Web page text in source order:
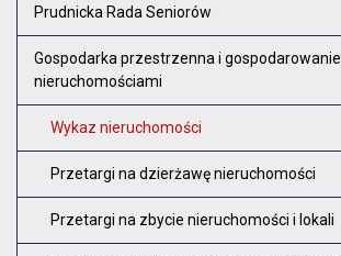
Prudnicka Rada Seniorów
Gospodarka przestrzenna i gospodarowanie
nieruchomościami
Wykaz nieruchomości
Przetargi na dzierżawę nieruchomości
Przetargi na zbycie nieruchomości i lokali